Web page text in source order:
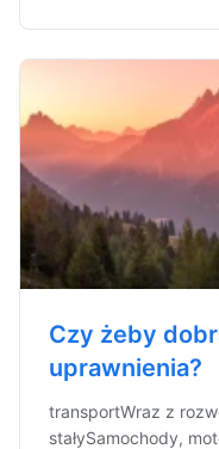
Czy żeby
uprawnienia?
transportWraz z
stałySamochody,